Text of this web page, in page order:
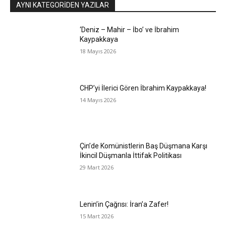
AYNI KATEGORIDEN YAZILAR
‘Deniz – Mahir – İbo’ ve İbrahim
Kaypakkaya
18 Mayıs 2026
CHP’yi İlerici Gören İbrahim Kaypakkaya!
14 Mayıs 2026
Çin’de Komünistlerin Baş Düşmana Karşı
İkincil Düşmanla İttifak Politikası
29 Mart 2026
Lenin’in Çağrısı: İran’a Zafer!
15 Mart 2026